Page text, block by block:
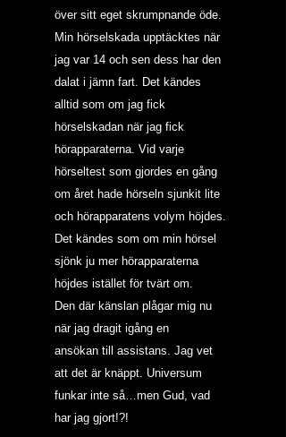
över sitt eget skrumpnande öde.
Min hörselskada upptäcktes när
jag var 14 och sen dess har den
dalat i jämn fart. Det kändes
alltid som om jag fick
hörselskadan när jag fick
hörapparaterna. Vid varje
hörseltest som gjordes en gång
om året hade hörseln sjunkit lite
och hörapparatens volym höjdes.
Det kändes som om min hörsel
sjönk ju mer hörapparaterna
höjdes istället för tvärt om.
Den där känslan plågar mig nu
när jag dragit igång en
ansökan till assistans. Jag vet
att det är knäppt. Universum
funkar inte så…men Gud, vad
har jag gjort!?!